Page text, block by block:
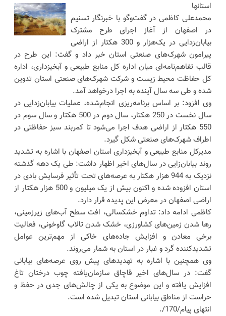
استانها
محمدعلی کاظمی در گفت‌وگو با خبرنگار تسنیم
در اصفهان از آغاز اجرای طرح مشترک
بیابان‌زدایی در یک‌هزار و 300 هکتار از اراضی
پیرامون شهرک‌های صنعتی استان خبر داد و گفت: این طرح در
قالب تفاهم‌نامه‌ای میان اداره کل منابع طبیعی و آبخیزداری، اداره
کل حفاظت محیط زیست و شرکت شهرک‌های صنعتی استان تدوین
شده و طی سه سال آینده به اجرا درخواهد آمد.
وی افزود: بر اساس برنامه‌ریزی انجام‌شده، عملیات بیابان‌زدایی در
سال نخست در 250 هکتار، سال دوم در 500 هکتار و سال سوم در
550 هکتار از اراضی هدف اجرا می‌شود تا کمربند سبز حفاظتی در
اطراف شهرک‌های صنعتی شکل گیرد.
مدیرکل منابع طبیعی و آبخیزداری استان اصفهان با اشاره به تشدید
روند بیابان‌زایی در سال‌های اخیر اظهار داشت: طی یک دهه گذشته
نزدیک به 944 هزار هکتار به عرصه‌های تحت تأثیر فرسایش بادی در
استان افزوده شده و اکنون بیش از یک میلیون و 500 هزار هکتار از
اراضی اصفهان در معرض این پدیده قرار دارد.
کاظمی ادامه داد: تداوم خشکسالی، افت سطح آب‌های زیرزمینی،
رها شدن زمین‌های کشاورزی، خشک شدن تالاب گاوخونی، فعالیت
برخی معادن و افزایش جاده‌های خاکی از مهم‌ترین عوامل
تشدیدکننده گرد و غبار در استان به شمار می‌روند.
وی همچنین با اشاره به تهدیدهای پیش روی عرصه‌های بیابانی
گفت: در سال‌های اخیر قاچاق سازمان‌یافته چوب درختان تاغ
افزایش یافته و این موضوع به یکی از چالش‌های جدی در حفظ و
حراست از مناطق بیابانی استان تبدیل شده است.
انتهای پیام/170/.